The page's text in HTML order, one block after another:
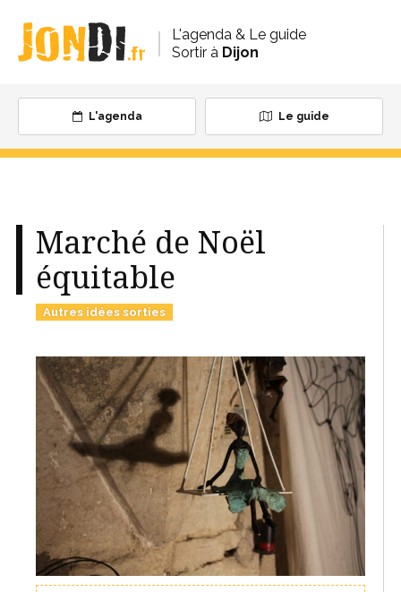
L'agenda & Le guide
Sortir à Dijon
Le guide
L'agenda
Marché de Noël
équitable
Autres idées sorties